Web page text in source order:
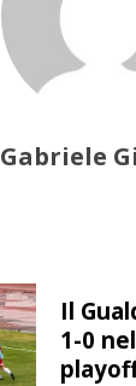
Gabriele
Il
1-0